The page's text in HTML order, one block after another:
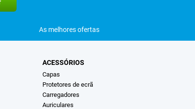
As melhores ofertas
ACESSÓRIOS
Capas
Protetores de ecrã
Carregadores
Auriculares